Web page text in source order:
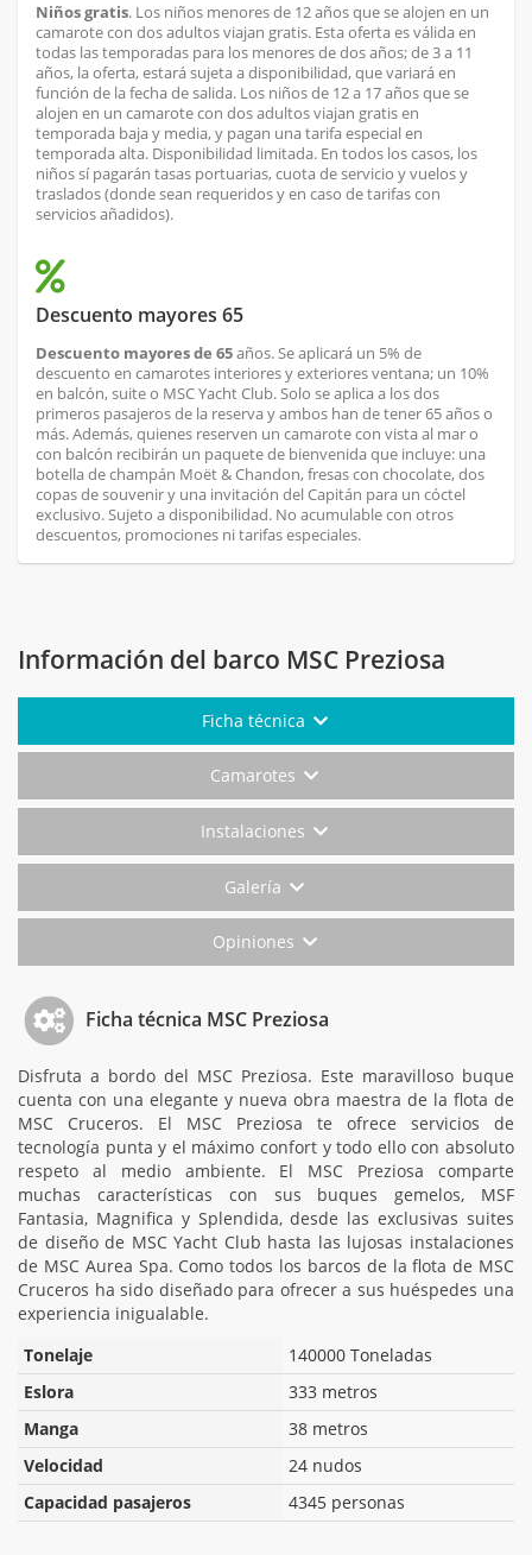
Niños gratis. Los niños menores de 12 años que se alojen en un
camarote con dos adultos viajan gratis. Esta oferta es válida en
todas las temporadas para los menores de dos años; de 3 a 11
años, la oferta, estará sujeta a disponibilidad, que variará en
función de la fecha de salida. Los niños de 12 a 17 años que se
alojen en un camarote con dos adultos viajan gratis en
temporada baja y media, y pagan una tarifa especial en
temporada alta. Disponibilidad limitada. En todos los casos, los
niños sí pagarán tasas portuarias, cuota de servicio y vuelos y
traslados (donde sean requeridos y en caso de tarifas con
servicios añadidos).
Descuento mayores 65
Descuento mayores de 65años. Se aplicará un 5% de
descuento en camarotes interiores y exteriores ventana; un 10%
en balcón, suite o MSC Yacht Club. Solo se aplica a los dos
primeros pasajeros de la reserva y ambos han de tener 65 años o
más. Además, quienes reserven un camarote con vista al mar o
con balcón recibirán un paquete de bienvenida que incluye: una
botella de champán Moët & Chandon, fresas con chocolate, dos
copas de souvenir y una invitación del Capitán para un cóctel
exclusivo. Sujeto a disponibilidad. No acumulable con otros
descuentos, promociones ni tarifas especiales.
Información del barco MSC Preziosa
Ficha técnica
Camarotes
Instalaciones
Galería
Opiniones
Ficha técnica MSC Preziosa
Disfruta a bordo del MSC Preziosa. Este maravilloso buque
cuenta con una elegante y nueva obra maestra de la flota de
MSC Cruceros. El MSC Preziosa te ofrece servicios de
tecnología punta y el máximo confort y todo ello con absoluto
respeto al medio ambiente. El MSC Preziosa comparte
muchas características con sus buques gemelos, MSF
Fantasia, Magnifica y Splendida, desde las exclusivas suites
de diseño de MSC Yacht Club hasta las lujosas instalaciones
de MSC Aurea Spa. Como todos los barcos de la flota de MSC
Cruceros ha sido diseñado para ofrecer a sus huéspedes una
experiencia inigualable.
Tonelaje
140000 Toneladas
Eslora
333 metros
Manga
38 metros
Velocidad
24 nudos
Capacidad pasajeros
4345 personas